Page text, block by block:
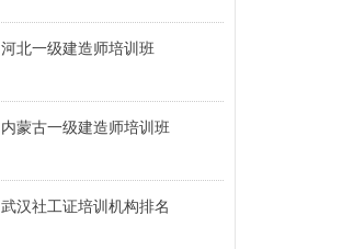
河北一级建造师培训班
内蒙古一级建造师培训班
武汉社工证培训机构排名